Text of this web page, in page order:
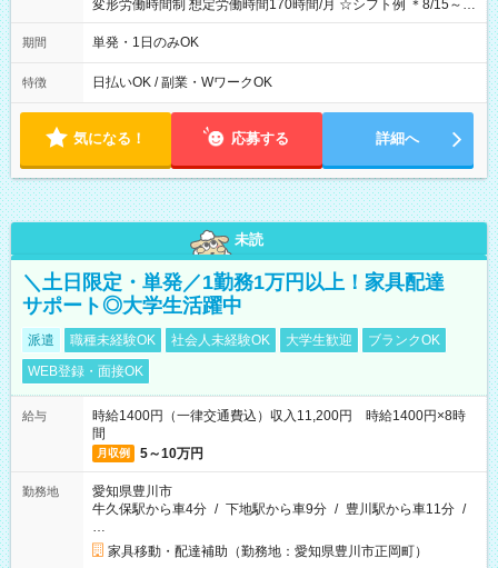
変形労働時間制 想定労働時間170時間/月 ☆シフト例 ＊8/15～
10/26 全日共通 08：00～12：00 17：00～21：00 ＊8/31
～9/19のみ下記シフトもあります！ 12：00～16：00 ＊9/6～
00
期間 単発・1日のみOK
特徴 日払いOK / 副業・WワークOK
気になる！ 応募する 詳細へ
未読
＼土日限定・単発／1勤務1万円以上！家具配達
サポート◎大学生活躍中
派遣 職種未経験OK 社会人未経験OK 大学生歓迎
ブランクOK
WEB登録・面接OK
給与
時給1400円（一律交通費込）収入11,200円 時給1400円×8時
間
月収例 5～10万円
勤務地
愛知県豊川市
牛久保駅から車4分 / 下地駅から車9分 / 豊川駅から車11分 /
…
家具移動・配達補助（勤務地：愛知県豊川市正岡町）